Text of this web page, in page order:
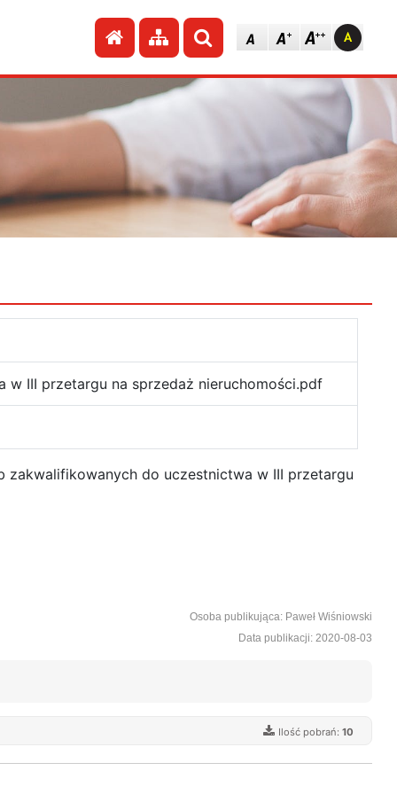
Przejdź do strony głównej
Przejdź do mapy strony
Szukaj
III przetargu na sprzedaż nieruchomości.pdf
zakwalifikowanych do uczestnictwa w III przetargu
Osoba publikująca: Paweł Wiśniowski
Data publikacji: 2020-08-03
Ilość pobrań: 10